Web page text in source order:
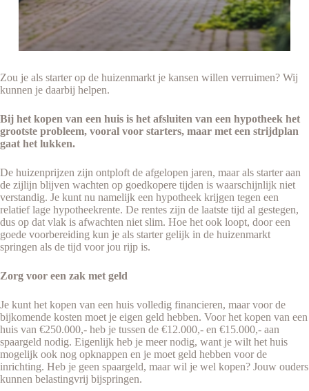
Zou je als starter op de huizenmarkt je kansen willen verruimen? Wij
kunnen je daarbij helpen.
Bij het kopen van een huis is het afsluiten van een hypotheek het
grootste probleem, vooral voor starters, maar met een strijdplan
gaat het lukken.
De huizenprijzen zijn ontploft de afgelopen jaren, maar als starter aan
de zijlijn blijven wachten op goedkopere tijden is waarschijnlijk niet
verstandig. Je kunt nu namelijk een hypotheek krijgen tegen een
relatief lage hypotheekrente. De rentes zijn de laatste tijd al gestegen,
dus op dat vlak is afwachten niet slim. Hoe het ook loopt, door een
goede voorbereiding kun je als starter gelijk in de huizenmarkt
springen als de tijd voor jou rijp is.
Zorg voor een zak met geld
Je kunt het kopen van een huis volledig financieren, maar voor de
bijkomende kosten moet je eigen geld hebben. Voor het kopen van een
huis van €250.000,- heb je tussen de €12.000,- en €15.000,- aan
spaargeld nodig. Eigenlijk heb je meer nodig, want je wilt het huis
mogelijk ook nog opknappen en je moet geld hebben voor de
inrichting. Heb je geen spaargeld, maar wil je wel kopen? Jouw ouders
kunnen belastingvrij bijspringen.